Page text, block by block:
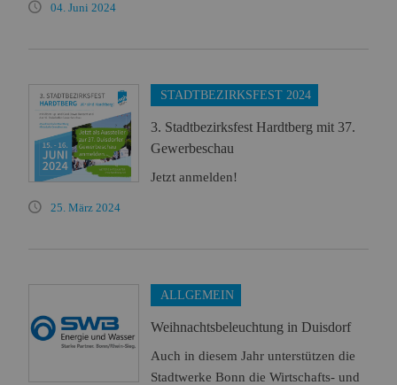
04. Juni 2024
STADTBEZIRKSFEST 2024
3. Stadtbezirksfest Hardtberg mit 37.
Gewerbeschau
Jetzt anmelden!
25. März 2024
ALLGEMEIN
Weihnachtsbeleuchtung in Duisdorf
Auch in diesem Jahr unterstützen die
Stadtwerke Bonn die Wirtschafts- und